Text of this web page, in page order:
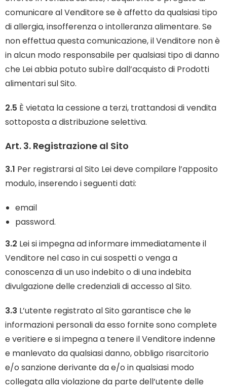
comunicare al Venditore se è affetto da qualsiasi tipo
di allergia, insofferenza o intolleranza alimentare. Se
non effettua questa comunicazione, il Venditore non è
in alcun modo responsabile per qualsiasi tipo di danno
che Lei abbia potuto subìre dall’acquisto di Prodotti
alimentari sul Sito.
2.5 È vietata la cessione a terzi, trattandosi di vendita
sottoposta a distribuzione selettiva.
Art. 3. Registrazione al Sito
3.1 Per registrarsi al Sito Lei deve compilare l’apposito
modulo, inserendo i seguenti dati:
email
password.
3.2 Lei si impegna ad informare immediatamente il
Venditore nel caso in cui sospetti o venga a
conoscenza di un uso indebito o di una indebita
divulgazione delle credenziali di accesso al Sito.
3.3 L’utente registrato al Sito garantisce che le
informazioni personali da esso fornite sono complete
e veritiere e si impegna a tenere il Venditore indenne
e manlevato da qualsiasi danno, obbligo risarcitorio
e/o sanzione derivante da e/o in qualsiasi modo
collegata alla violazione da parte dell’utente delle